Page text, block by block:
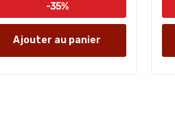
-35%
Ajouter au panier